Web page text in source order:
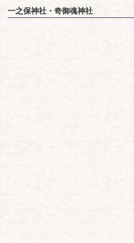
一之保神社・奇御魂神社